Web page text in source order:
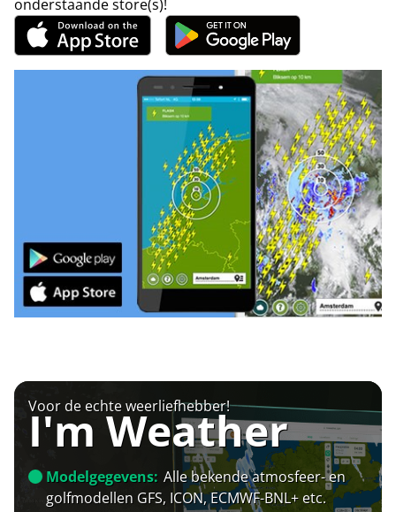
onderstaande store(s)!
Voor de echte weerliefhebber!
I'm Weather
Modelgegevens: Alle bekende atmosfeer- en
golfmodellen GFS, ICON, ECMWF-BNL+ etc.